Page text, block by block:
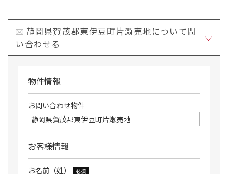
静岡県賀茂郡東伊豆町片瀬売地について問
い合わせる
物件情報
お問い合わせ物件
お客様情報
お名前（姓） 必須